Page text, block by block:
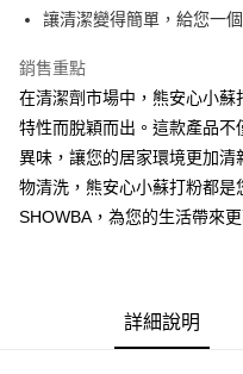
Google Pay
AFTEE先享後付
相關說明
【關於「AFTEE先享後付」】
AFTEE先享後付是「在收到商品
便利好安心！
１．簡單：不需註冊會員、不需
２．便利：只要手機號碼，簡訊
結帳頁面，進行簡訊認證並確認
付款後全家取貨
每筆NT$60，滿NT$599(含以
讓清潔變得簡單，給您一
銷售重點
在清潔劑市場中，熊安心小
特性而脫穎而出。這款產品
異味，讓您的居家環境更加
物清洗，熊安心小蘇打粉都
SHOWBA，為您的生活帶來
詳細說明